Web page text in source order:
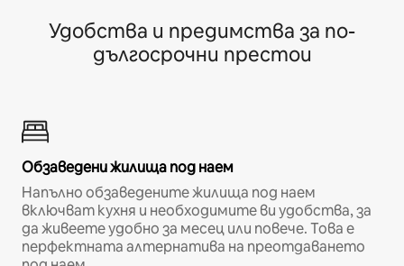
Удобства и предимства за по-
дългосрочни престои
Обзаведени жилища под наем
Напълно обзаведените жилища под наем
включват кухня и необходимите ви удобства, за
да живеете удобно за месец или повече. Това е
перфектната алтернатива на преотдаването